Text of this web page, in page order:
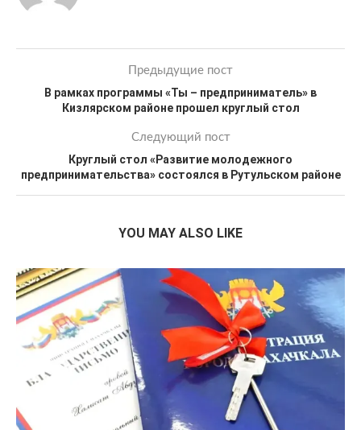
Предыдущие пост
В рамках программы «Ты – предприниматель» в
Кизлярском районе прошел круглый стол
Следующий пост
Круглый стол «Развитие молодежного
предпринимательства» состоялся в Рутульском районе
YOU MAY ALSO LIKE